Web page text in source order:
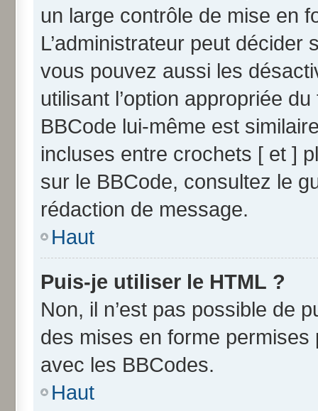
un large contrôle de mise en
L’administrateur peut
vous pouvez aussi les
utilisant l’option appropriée
BBCode lui-même est
incluses entre crochets [ et ]
sur le BBCode, consultez le
rédaction de message.
Haut
Puis-je utiliser le HTML ?
Non, il n’est pas possible de
des mises en forme
avec les BBCodes.
Haut